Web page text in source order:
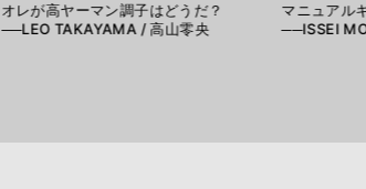
オレが高ヤーマン調子はどうだ？
──LEO TAKAYAMA / 高山零央
マニュアル
──ISSEI